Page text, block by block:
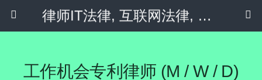
律师IT法律, 互联网法律, 隐私政策 & 社会化媒体
工作机会专利律师 (m / W / D)